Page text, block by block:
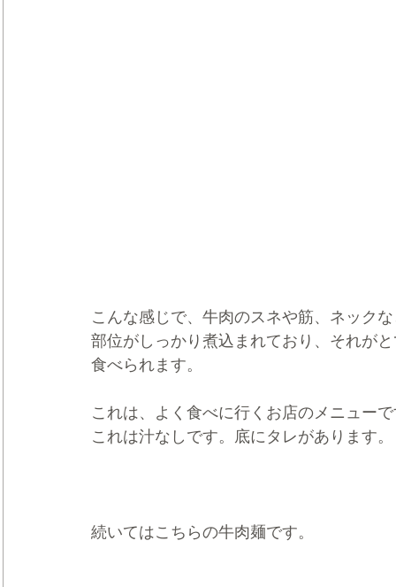
こんな感じで、牛肉のスネや筋、ネック
部位がしっかり煮込まれており、それが
食べられます。
これは、よく食べに行くお店のメニュー
これは汁なしです。底にタレがあります。
続いてはこちらの牛肉麺です。